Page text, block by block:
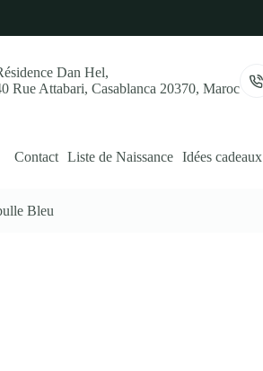
Dan Hel,
Rue Attabari, Casablanca 20370, Maroc
Contact Liste de Naissance Idées cadeaux
Bleu